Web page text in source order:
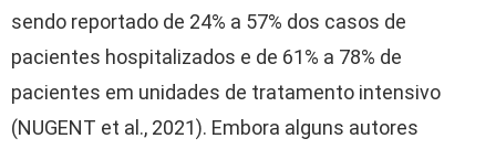
sendo reportado de 24% a 57% dos casos de
pacientes hospitalizados e de 61% a 78% de
pacientes em unidades de tratamento intensivo
(NUGENT et al., 2021). Embora alguns autores